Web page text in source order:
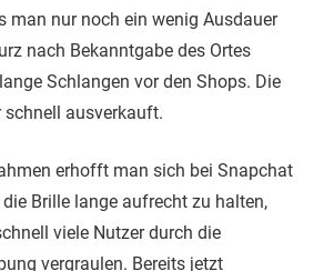
man nur noch ein wenig Ausdauer
nach Bekanntgabe des Ortes
Schlangen vor den Shops. Die
ausverkauft.
erhofft man sich bei Snapchat
Brille lange aufrecht zu halten,
viele Nutzer durch die
vergraulen. Bereits jetzt